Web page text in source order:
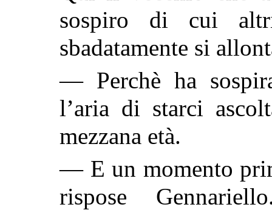
sospiro di cui
sbadatamente si
— Perchè ha
l’aria di starci
mezzana età.
— E un momento
rispose